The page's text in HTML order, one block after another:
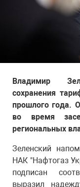
Владимир
сохранения
прошлого года.
во время
региональных
Зеленский
НАК "Нафтогаз
подписан
выразил